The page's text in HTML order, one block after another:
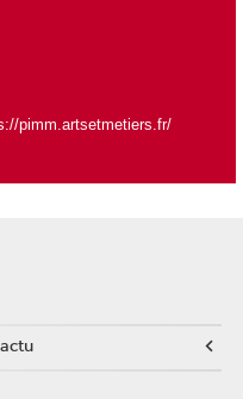
pimm.artsetmetiers.fr/